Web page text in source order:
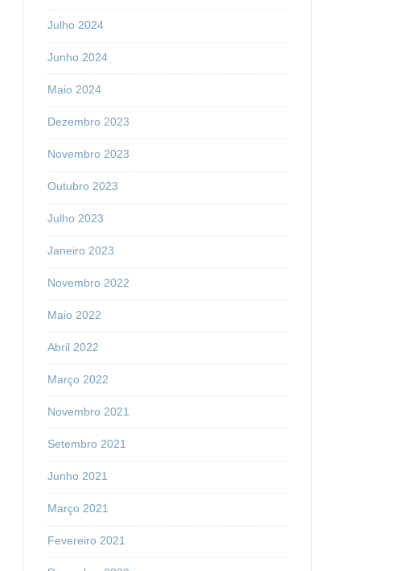
Julho 2024
Junho 2024
Maio 2024
Dezembro 2023
Novembro 2023
Outubro 2023
Julho 2023
Janeiro 2023
Novembro 2022
Maio 2022
Abril 2022
Março 2022
Novembro 2021
Setembro 2021
Junho 2021
Março 2021
Fevereiro 2021